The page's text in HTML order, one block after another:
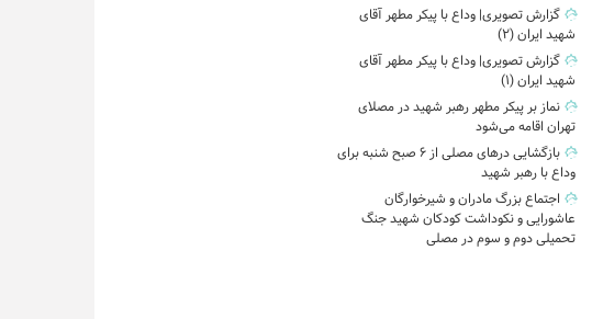
گزارش تصویری| وداع با پیکر مطهر آقای
شهید ایران (2)
گزارش تصویری| وداع با پیکر مطهر آقای
شهید ایران (1)
نماز بر پیکر مطهر رهبر شهید در مصلای
تهران اقامه می‌شود
بازگشایی درهای مصلی از ۶ صبح شنبه برای
وداع با رهبر شهید
اجتماع بزرگ مادران و شیرخوارگان
عاشورایی و نکوداشت کودکان شهید جنگ
تحمیلی دوم و سوم در مصلی